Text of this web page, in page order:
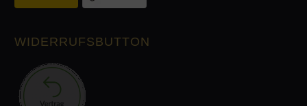
WIDERRUFSBUTTON